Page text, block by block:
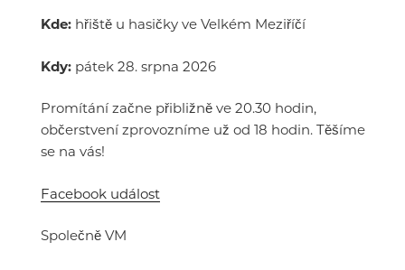
Kde: hřiště u hasičky ve Velkém Meziříčí
Kdy: pátek 28. srpna 2026
Promítání začne přibližně ve 20.30 hodin,
občerstvení zprovozníme už od 18 hodin. Těšíme
se na vás!
Facebook událost
Společně VM